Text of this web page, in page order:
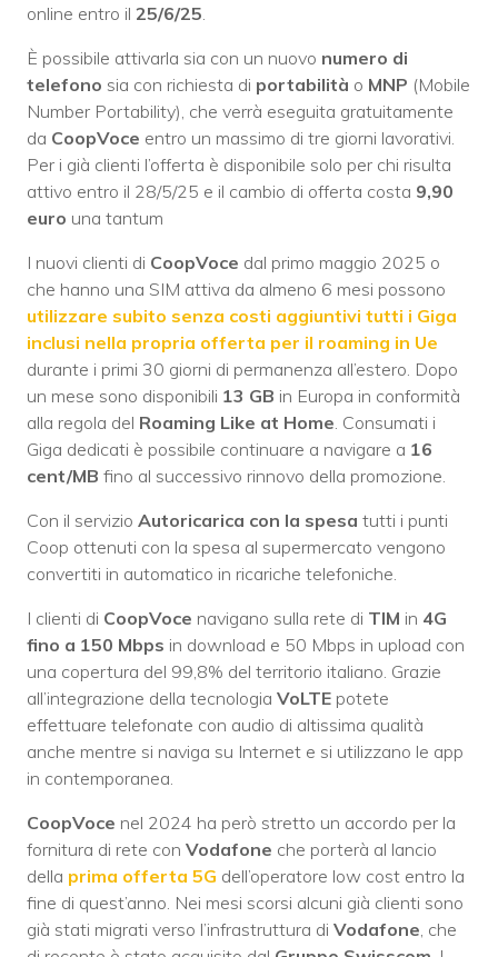
online entro il 25/6/25.
È possibile attivarla sia con un nuovo numero di
telefono sia con richiesta di portabilità o MNP (Mobile
Number Portability), che verrà eseguita gratuitamente
da CoopVoce entro un massimo di tre giorni lavorativi.
Per i già clienti l’offerta è disponibile solo per chi risulta
attivo entro il 28/5/25 e il cambio di offerta costa 9,90
euro una tantum
I nuovi clienti di CoopVoce dal primo maggio 2025 o
che hanno una SIM attiva da almeno 6 mesi possono
utilizzare subito senza costi aggiuntivi tutti i Giga
inclusi nella propria offerta per il roaming in Ue
durante i primi 30 giorni di permanenza all’estero. Dopo
un mese sono disponibili 13 GB in Europa in conformità
alla regola del Roaming Like at Home. Consumati i
Giga dedicati è possibile continuare a navigare a 16
cent/MB fino al successivo rinnovo della promozione.
Con il servizio Autoricarica con la spesa tutti i punti
Coop ottenuti con la spesa al supermercato vengono
convertiti in automatico in ricariche telefoniche.
I clienti di CoopVoce navigano sulla rete di TIM in 4G
fino a 150 Mbps in download e 50 Mbps in upload con
una copertura del 99,8% del territorio italiano. Grazie
all’integrazione della tecnologia VoLTE potete
effettuare telefonate con audio di altissima qualità
anche mentre si naviga su Internet e si utilizzano le app
in contemporanea.
CoopVoce nel 2024 ha però stretto un accordo per la
fornitura di rete con Vodafone che porterà al lancio
della prima offerta 5G dell’operatore low cost entro la
fine di quest’anno. Nei mesi scorsi alcuni già clienti sono
già stati migrati verso l’infrastruttura di Vodafone, che